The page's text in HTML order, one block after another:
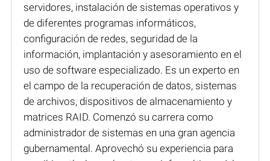
servidores, instalación de sistemas operativos y
de diferentes programas informáticos,
configuración de redes, seguridad de la
información, implantación y asesoramiento en el
uso de software especializado. Es un experto en
el campo de la recuperación de datos, sistemas
de archivos, dispositivos de almacenamiento y
matrices RAID. Comenzó su carrera como
administrador de sistemas en una gran agencia
gubernamental. Aprovechó su experiencia para